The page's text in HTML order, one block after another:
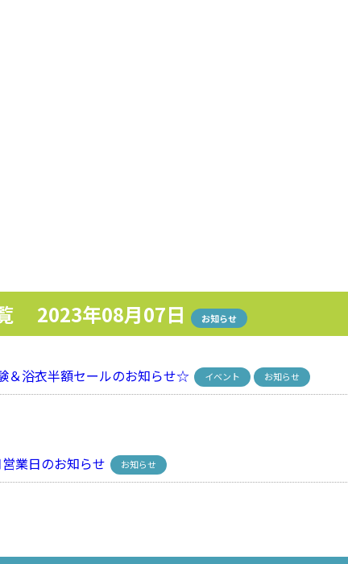
2023年08月07日 お知らせ
＆浴衣半額セールのお知らせ☆ イベント お知らせ
業日のお知らせ お知らせ